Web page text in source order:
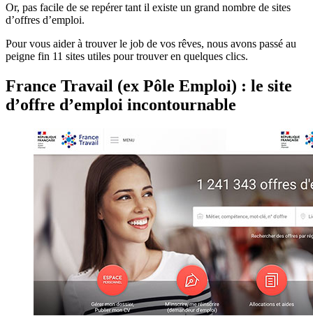
Or, pas facile de se repérer tant il existe un grand nombre de sites
d’offres d’emploi.
Pour vous aider à trouver le job de vos rêves, nous avons passé au
peigne fin 11 sites utiles pour trouver en quelques clics.
France Travail (ex Pôle Emploi) : le site
d’offre d’emploi incontournable